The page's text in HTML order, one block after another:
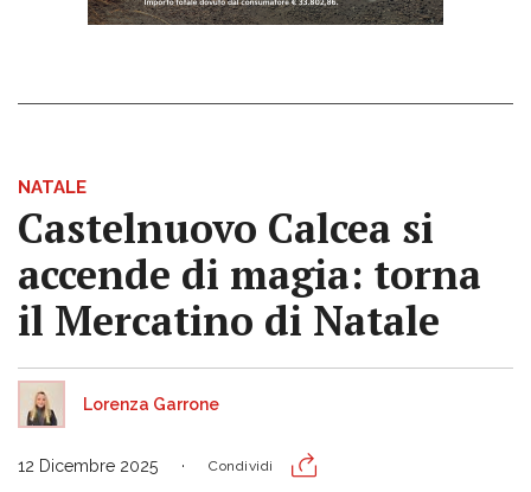
NATALE
Castelnuovo Calcea si
accende di magia: torna
il Mercatino di Natale
Lorenza Garrone
12 Dicembre 2025 Condividi